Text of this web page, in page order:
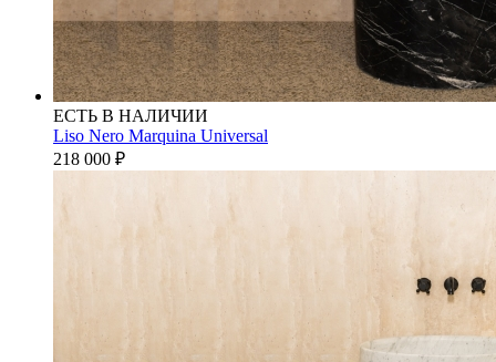
ЕСТЬ В НАЛИЧИИ
Liso Nero Marquina Universal
218 000 ₽